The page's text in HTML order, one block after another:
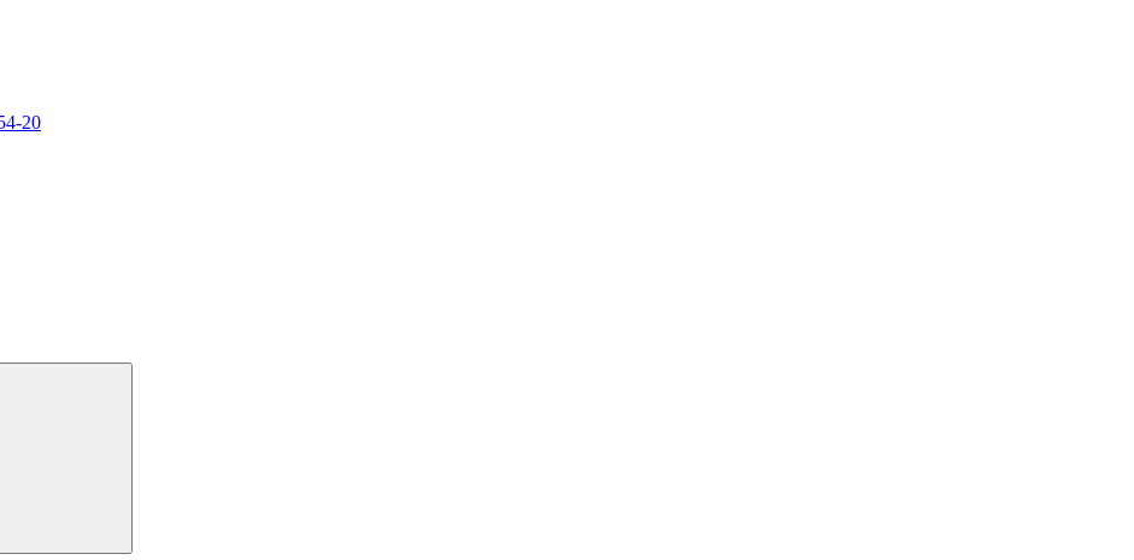
20